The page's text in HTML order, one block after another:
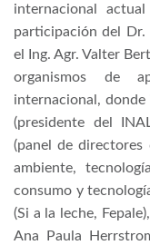
internacional
participación del Dr.
el Ing. Agr. Valter
organismos de
internacional, donde
(presidente del
(panel de directores
ambiente,
consumo y
(Si a la leche,
Ana Paula